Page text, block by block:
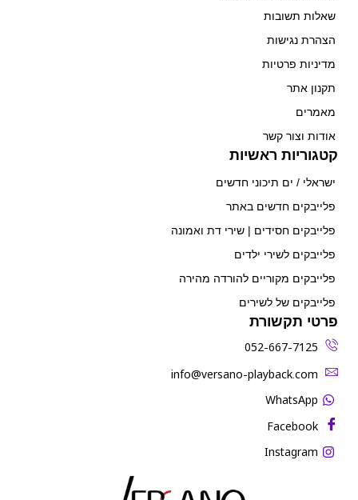
שאלות תשובות
הצהרת נגישות
מדיניות פרטיות
תקנון אתר
מאמרים
אודות וצור קשר
קטגוריות ראשיות
ישראלי / ים תיכוני חדשים
פלייבקים חדשים באתר
פלייבקים חסידים | שירי דת ואמונה
פלייבקים לשירי ילדים
פלייבקים מקוריים להורדה מהירה
פלייבקים של לשירים
פרטי תקשורת
052-667-7125
‫info@versano-playback.com‬
WhatsApp
Facebook
Instagram